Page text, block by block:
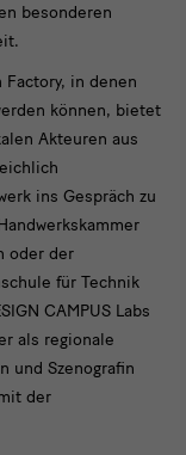
besonderen
in denen
können, bietet
Akteuren aus
ins Gespräch zu
oder der
für Technik
CAMPUS Labs
als regionale
und Szenografin
der